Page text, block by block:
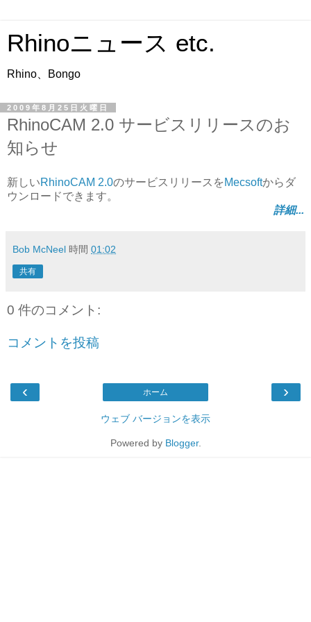
Rhinoニュース etc.
Rhino、Bongo
2009年8月25日火曜日
RhinoCAM 2.0 サービスリリースのお
知らせ
新しいRhinoCAM 2.0のサービスリリースを Mecsoftからダ
ウンロードできます。
詳細...
Bob McNeel 時間 01:02
共有
0 件のコメント:
コメントを投稿
‹ ›
ホーム
ウェブ バージョンを表示
Powered by Blogger.